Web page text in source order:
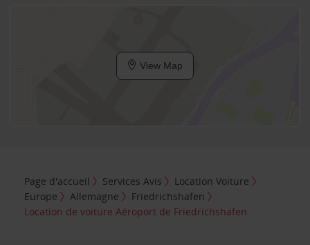
View Map
Page d'accueil Services Avis
Location Voiture
Europe
Allemagne
Friedrichshafen
Location de voiture Aéroport de Friedrichshafen